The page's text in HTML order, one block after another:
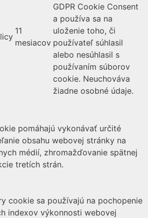
11
mesiacov
GDPR Cookie Consent
a používa sa na
uloženie toho, či
používateľ súhlasil
alebo nesúhlasil s
používaním súborov
cookie. Neuchováva
žiadne osobné údaje.
pomáhajú vykonávať určité
obsahu webovej stránky na
médií, zhromažďovanie spätnej
tretích strán.
cookie sa používajú na pochopenie
indexov výkonnosti webovej